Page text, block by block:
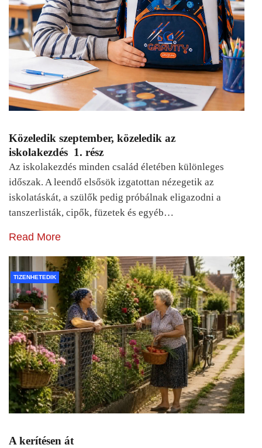
Közeledik szeptember, közeledik az
iskolakezdés 1. rész
Az iskolakezdés minden család életében különleges
időszak. A leendő elsősök izgatottan nézegetik az
iskolatáskát, a szülők pedig próbálnak eligazodni a
tanszerlisták, cipők, füzetek és egyéb…
Read More
TIZENHETEDIK
A kerítésen át